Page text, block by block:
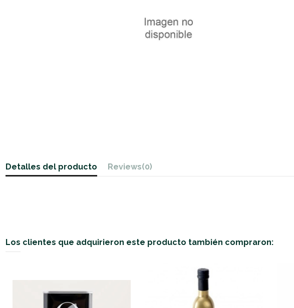
Detalles del producto Reviews(0)
Los clientes que adquirieron este producto también compraron: